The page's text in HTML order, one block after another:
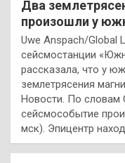
Два
произошли у
Uwe Anspach/Global
сейсмостанции
рассказала, что у
землетрясения
Новости. По словам
сейсмособытие
мск). Эпицентр